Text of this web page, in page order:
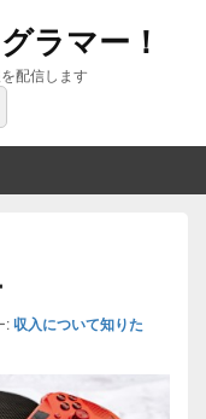
ラマー！
配信します
ー
:収入について知りた